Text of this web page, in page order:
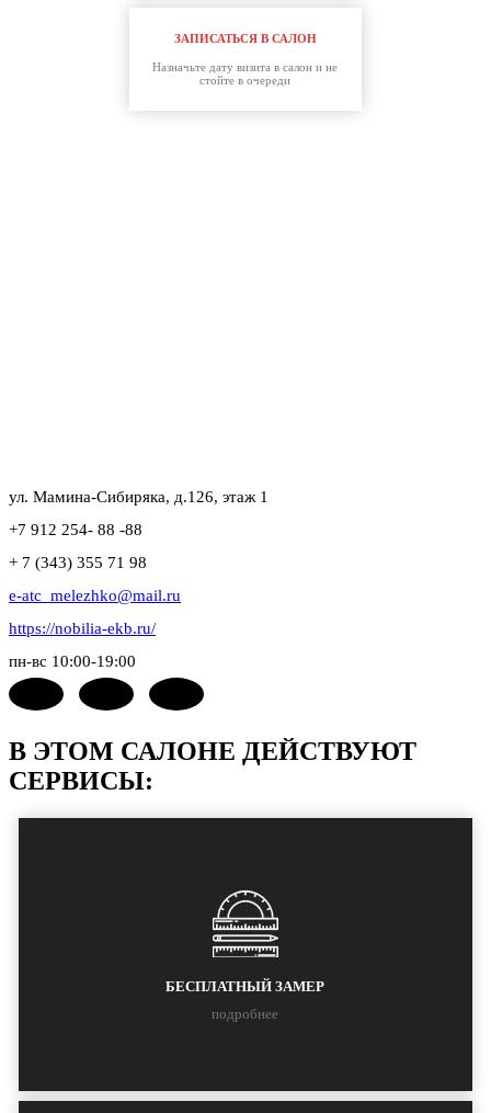
ЗАПИСАТЬСЯ В САЛОН
Назначьте дату визита в салон и не
стойте в очереди
ул. Мамина-Сибиряка, д.126, этаж 1
+7 912 254- 88 -88
+ 7 (343) 355 71 98
e-atc_melezhko@mail.ru
https://nobilia-ekb.ru/
пн-вс 10:00-19:00
В ЭТОМ САЛОНЕ ДЕЙСТВУЮТ
СЕРВИСЫ:
БЕСПЛАТНЫЙ ЗАМЕР
подробнее